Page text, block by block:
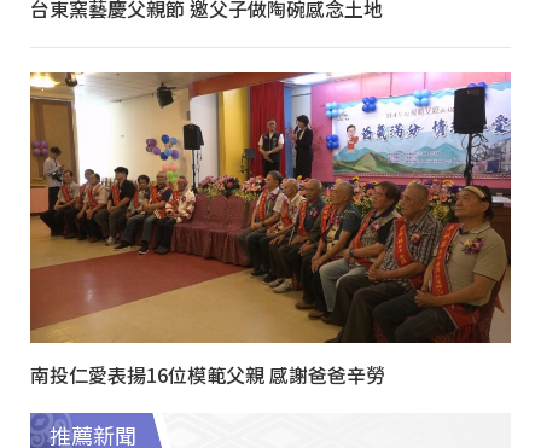
台東窯藝慶父親節 邀父子做陶碗感念土地
南投仁愛表揚16位模範父親 感謝爸爸辛勞
推薦新聞